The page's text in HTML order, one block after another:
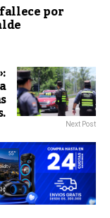
por
Next Post